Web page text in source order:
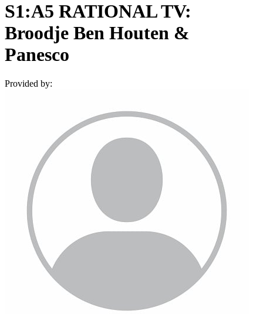
S1:A5 RATIONAL TV:
Broodje Ben Houten &
Panesco
Provided by: